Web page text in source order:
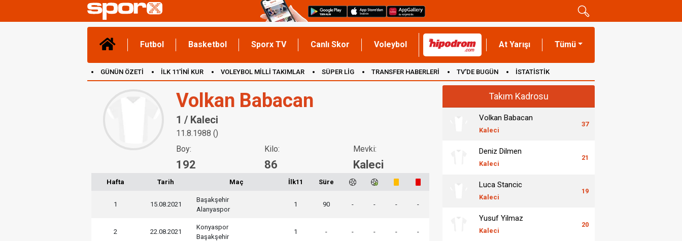
Futbol Basketbol Sporx TV Canlı Skor Voleybol At Yarışı Tümü
GÜNÜN ÖZETİ İLK 11'İNİ KUR VOLEYBOL MİLLİ TAKIMLAR SÜPER LİG TRANSFER HABERLERİ TV'DE BUGÜN İSTATİSTİK
Volkan Babacan
1 / Kaleci
11.8.1988 ()
Boy:
192
Kilo:
86
Mevki:
Kaleci
Hafta Tarih Maç İlk11 Süre
1 15.08.2021
Başakşehir
Alanyaspor
1 90 - - - -
2 22.08.2021
Konyaspor
Başakşehir
1 - - - - -
Takım Kadrosu
Volkan Babacan
Kaleci
37
Deniz Dilmen
Kaleci
21
Luca Stancic
Kaleci
19
Yusuf Yilmaz
Kaleci
20